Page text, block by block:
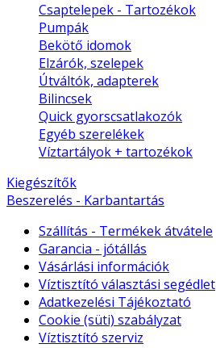
Csaptelepek - Tartozékok
Pumpák
Bekötő idomok
Elzárók, szelepek
Útváltók, adapterek
Bilincsek
Quick gyorscsatlakozók
Egyéb szerelékek
Víztartályok + tartozékok
Kiegészítők
Beszerelés - Karbantartás
Szállítás - Termékek átvátele
Garancia - jótállás
Vásárlási információk
Víztisztító választási segédlet
Adatkezelési Tájékoztató
Cookie (süti) szabályzat
Víztisztító szerviz